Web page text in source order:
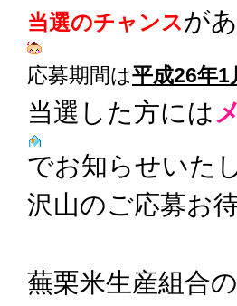
当選のチャンスが
応募期間は平成26年1
当選した方には
でお知らせいた
沢山のご応募お
蕪栗米生産組合の